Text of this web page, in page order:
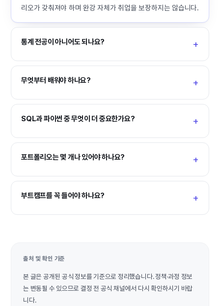
리오가 갖춰져야 하며 완강 자체가 취업을 보장하지는 않습니다.
통계 전공이 아니어도 되나요?
무엇부터 배워야 하나요?
SQL과 파이썬 중 무엇이 더 중요한가요?
포트폴리오는 몇 개나 있어야 하나요?
부트캠프를 꼭 들어야 하나요?
출처 및 확인 기준
본 글은 공개된 공식 정보를 기준으로 정리했습니다. 정책·과정 정보
는 변동될 수 있으므로 결정 전 공식 채널에서 다시 확인하시기 바랍
니다.